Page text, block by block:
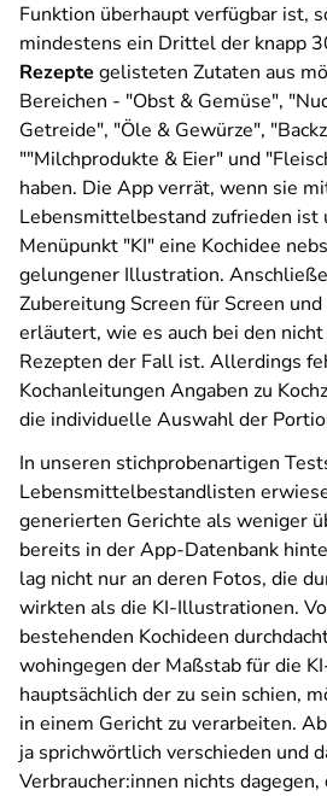
Funktion überhaupt verfügbar ist,
mindestens ein Drittel der knapp
Rezepte gelisteten Zutaten aus
Bereichen - "Obst & Gemüse",
Getreide", "Öle & Gewürze",
""Milchprodukte & Eier" und
haben. Die App verrät, wenn sie
Lebensmittelbestand zufrieden
Menüpunkt "KI" eine Kochidee
gelungener Illustration.
Zubereitung Screen für Screen
erläutert, wie es auch bei den
Rezepten der Fall ist. Allerdings
Kochanleitungen Angaben zu
die individuelle Auswahl der
In unseren stichprobenartigen
Lebensmittelbestandlisten
generierten Gerichte als weniger
bereits in der App-Datenbank
lag nicht nur an deren Fotos, die
wirkten als die KI-Illustrationen.
bestehenden Kochideen
wohingegen der Maßstab für die
hauptsächlich der zu sein schien,
in einem Gericht zu verarbeiten.
ja sprichwörtlich verschieden und
Verbraucher:innen nichts